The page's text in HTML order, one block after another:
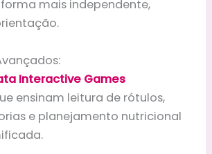
mais independente,
Interactive Games
ensinam leitura de rótulos,
e planejamento nutricional